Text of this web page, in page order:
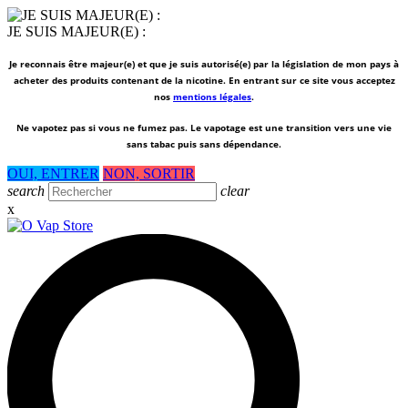
JE SUIS MAJEUR(E) :
Je reconnais être majeur(e) et que je suis autorisé(e) par la législation de mon pays à
acheter des produits contenant de la nicotine. En entrant sur ce site vous acceptez
nos mentions légales.
Ne vapotez pas si vous ne fumez pas. Le vapotage est une transition vers une vie
sans tabac puis sans dépendance.
OUI, ENTRER NON, SORTIR
search
clear
x